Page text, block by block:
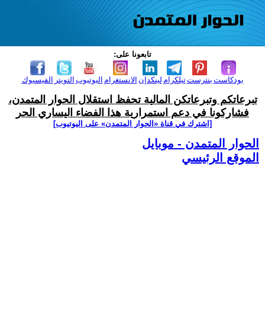
تابعونا على:
الفيسبوك التويتر اليوتيوب الانستغرام لينكدإن تيلكرامبنترست بودكاست
تبرعاتكم وتبرعاتكن المالية تحفظ استقلال الحوار المتمدن،
فشاركونا في دعم استمرارية هذا الفضاء اليساري الحر
[اشترك في قناة ‫«الحوار المتمدن» على اليوتيوب]
الحوار المتمدن - موبايل
الموقع الرئيسي